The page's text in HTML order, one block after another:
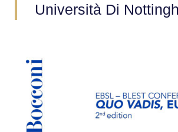
Università Di